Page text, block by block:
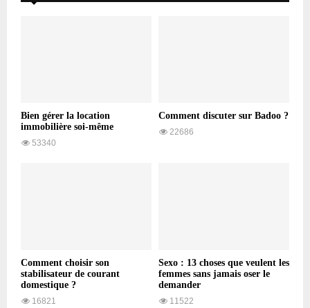
Bien gérer la location
immobilière soi-même
53340
Comment discuter sur Badoo ?
22686
Comment choisir son
stabilisateur de courant
domestique ?
16821
Sexo : 13 choses que veulent les
femmes sans jamais oser le
demander
11522